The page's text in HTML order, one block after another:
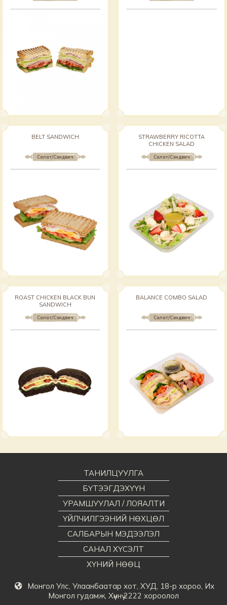
Салат/Сэндвич
BELT SANDWICH
Салат/Сэндвич
STRAWBERRY RICOTTA
CHICKEN SALAD
Салат/Сэндвич
ROAST CHICKEN BLACK BUN
SANDWICH
Салат/Сэндвич
BALANCE COMBO SALAD
Монгол Улс, Улаанбаатар хот, ХУД, 18-р хороо, Их
Монгол гудамж, Хүннү 2222 хороолол
ТАНИЛЦУУЛГА
БҮТЭЭГДЭХҮҮН
УРАМШУУЛАЛ / ЛОЯАЛТИ
ҮЙЛЧИЛГЭЭНИЙ НӨХЦӨЛ
САЛБАРЫН МЭДЭЭЛЭЛ
САНАЛ ХҮСЭЛТ
ХҮНИЙ НӨӨЦ